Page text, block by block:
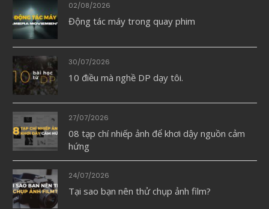
02/08/2026
Động tác máy trong quay phim
30/07/2026
10 điều mà nghề DP dạy tôi.
27/07/2026
08 tạp chí nhiếp ảnh để khơi dậy nguồn cảm
hứng
24/07/2026
Tại sao bạn nên thử chụp ảnh film?